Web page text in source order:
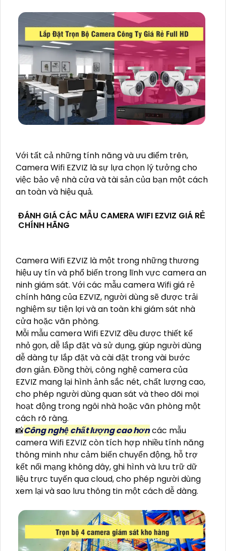
Với tất cả những tính năng và ưu điểm trên,
Camera Wifi EZVIZ là sự lựa chọn lý tưởng cho
việc bảo vệ nhà cửa và tài sản của bạn một cách
an toàn và hiệu quả.
ĐÁNH GIÁ CÁC MẪU CAMERA WIFI EZVIZ GIÁ RẺ
CHÍNH HÃNG
Camera Wifi EZVIZ là một trong những thương
hiệu uy tín và phổ biến trong lĩnh vực camera an
ninh giám sát. Với các mẫu camera Wifi giá rẻ
chính hãng của EZVIZ, người dùng sẽ được trải
nghiệm sự tiện lợi và an toàn khi giám sát nhà
cửa hoặc văn phòng.
Mỗi mẫu camera Wifi EZVIZ đều được thiết kế
nhỏ gọn, dễ lắp đặt và sử dụng, giúp người dùng
dễ dàng tự lắp đặt và cài đặt trong vài bước
đơn giản. Đồng thời, công nghệ camera của
EZVIZ mang lại hình ảnh sắc nét, chất lượng cao,
cho phép người dùng quan sát và theo dõi mọi
hoạt động trong ngôi nhà hoặc văn phòng một
cách rõ ràng.
📸Công nghệ chất lượng cao hơncác mẫu
camera Wifi EZVIZ còn tích hợp nhiều tính năng
thông minh như cảm biến chuyển động, hỗ trợ
kết nối mạng không dây, ghi hình và lưu trữ dữ
liệu trực tuyến qua cloud, cho phép người dùng
xem lại và sao lưu thông tin một cách dễ dàng.